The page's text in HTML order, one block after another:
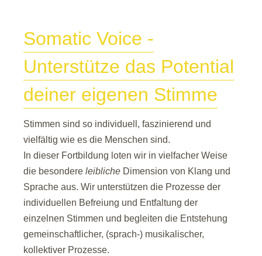
Somatic Voice -
Unterstütze das Potential
deiner eigenen Stimme
Stimmen sind so individuell, faszinierend und
vielfältig wie es die Menschen sind.
In dieser Fortbildung loten wir in vielfacher Weise
die besondere leibliche Dimension von Klang und
Sprache aus. Wir unterstützen die Prozesse der
individuellen Befreiung und Entfaltung der
einzelnen Stimmen und begleiten die Entstehung
gemeinschaftlicher, (sprach-) musikalischer,
kollektiver Prozesse.